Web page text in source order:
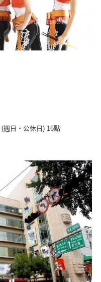
週日・公休日) 16點